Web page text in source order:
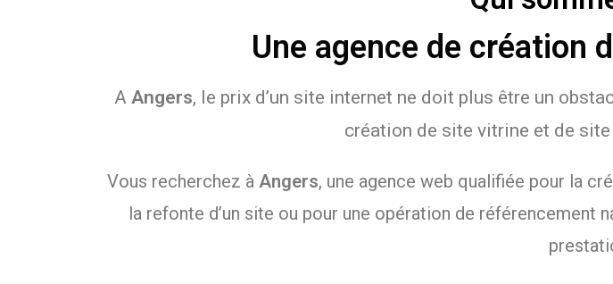
Une agence de création
A Angers, le prix d’un site internet ne doit plus être un
création de site vitrine et de
Vous recherchez à Angers, une agence web qualifiée pour la
la refonte d’un site ou pour une opération de référencement